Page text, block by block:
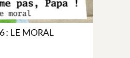
: LE MORAL